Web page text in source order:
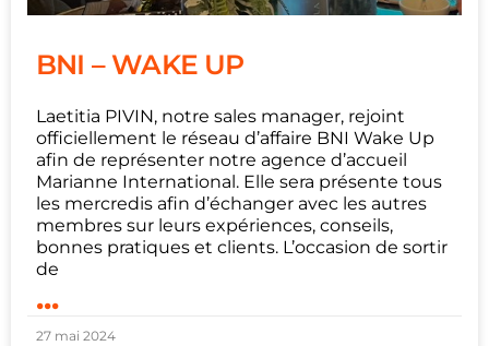
BNI – WAKE UP
Laetitia PIVIN, notre sales manager, rejoint
officiellement le réseau d’affaire BNI Wake Up
afin de représenter notre agence d’accueil
Marianne International. Elle sera présente tous
les mercredis afin d’échanger avec les autres
membres sur leurs expériences, conseils,
bonnes pratiques et clients. L’occasion de sortir
de
...
27 mai 2024